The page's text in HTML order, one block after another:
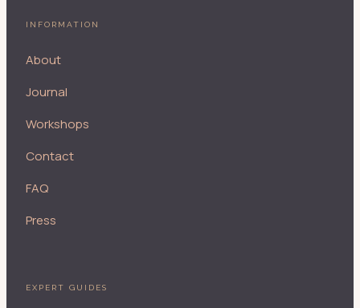
INFORMATION
About
Journal
Workshops
Contact
FAQ
Press
EXPERT GUIDES